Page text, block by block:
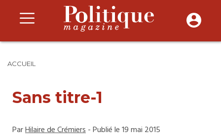
ACCUEIL
Sans titre-1
ParHilaire de Crémiers- Publié le 19 mai 2015